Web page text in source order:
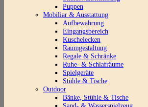
Puppen
Mobiliar & Ausstattung
Aufbewahrung
Eingangsbereich
Kuschelecken
Raumgestaltung
Regale & Schränke
Ruhe- & Schlafräume
Spielgeräte
Stühle & Tische
Outdoor
Bänke, Stühle & Tische